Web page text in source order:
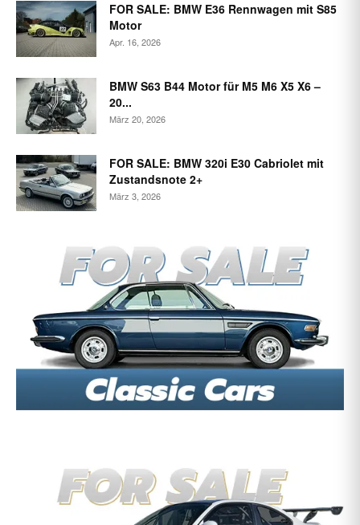
FOR SALE: BMW E36 Rennwagen mit S85
Motor
Apr. 16, 2026
BMW S63 B44 Motor für M5 M6 X5 X6 –
20...
März 20, 2026
FOR SALE: BMW 320i E30 Cabriolet mit
Zustandsnote 2+
März 3, 2026